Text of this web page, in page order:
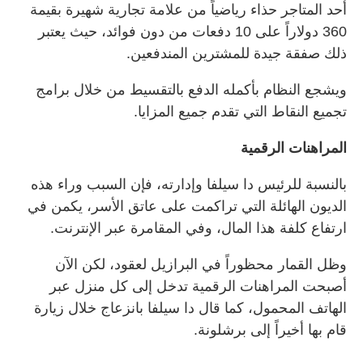
أحد المتاجر حذاء رياضياً من علامة تجارية شهيرة بقيمة
360 دولاراً على 10 دفعات من دون فوائد، حيث يعتبر
ذلك صفقة جيدة للمشترين المندفعين.
ويشجع النظام بأكمله الدفع بالتقسيط من خلال برامج
تجميع النقاط التي تقدم جميع المزايا.
المراهنات الرقمية
بالنسبة للرئيس دا سيلفا وإدارته، فإن السبب وراء هذه
الديون الهائلة التي تراكمت على عاتق الأسر، يكمن في
ارتفاع كلفة هذا المال، وفي المقامرة عبر الإنترنت.
وظل القمار محظوراً في البرازيل لعقود، لكن الآن
أصبحت المراهنات الرقمية تدخل إلى كل منزل عبر
الهاتف المحمول، كما قال دا سيلفا بانزعاج خلال زيارة
قام بها أخيراً إلى برشلونة.